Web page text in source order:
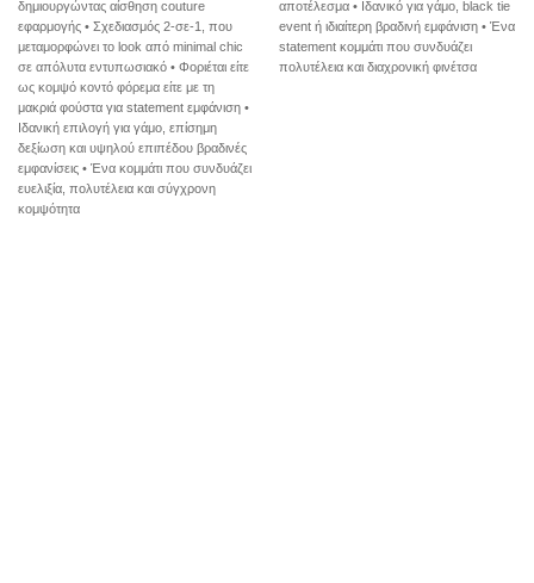
δημιουργώντας αίσθηση couture
εφαρμογής • Σχεδιασμός 2-σε-1, που
μεταμορφώνει το look από minimal chic
σε απόλυτα εντυπωσιακό • Φοριέται είτε
ως κομψό κοντό φόρεμα είτε με τη
μακριά φούστα για statement εμφάνιση •
Ιδανική επιλογή για γάμο, επίσημη
δεξίωση και υψηλού επιπέδου βραδινές
εμφανίσεις • Ένα κομμάτι που συνδυάζει
ευελιξία, πολυτέλεια και σύγχρονη
κομψότητα
αποτέλεσμα • Ιδανικό για γάμο, black tie
event ή ιδιαίτερη βραδινή εμφάνιση • Ένα
statement κομμάτι που συνδυάζει
πολυτέλεια και διαχρονική φινέτσα